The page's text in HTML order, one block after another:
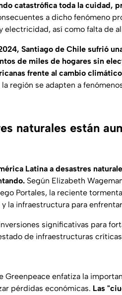
catastrófica toda la cuidad,
a dicho fenómeno
electricidad, así como falta de
Santiago de Chile sufrió
de miles de hogares sin
frente al cambio
región se adapten a
naturales están
Latina a desastres
Según Elizabeth
Portales, la reciente
la infraestructura para
significativas para
de infraestructuras
Greenpeace enfatiza la
pérdidas económicas. Las